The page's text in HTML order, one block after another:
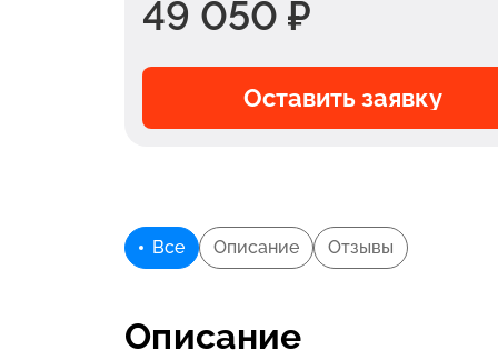
49 050 ₽
Оставить заявку
Все Описание Отзывы
Описание